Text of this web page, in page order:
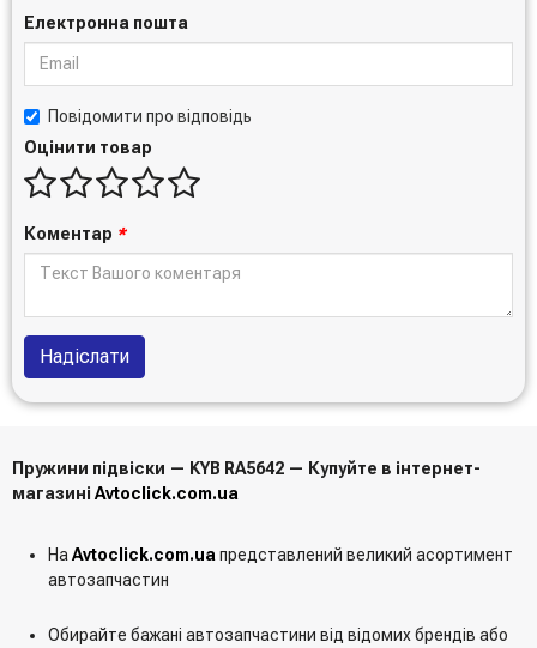
Електронна пошта
Повідомити про відповідь
Оцінити товар
Коментар *
Надіслати
Пружини підвіски — KYB RA5642 — Купуйте в інтернет-
магазині Avtoclick.com.ua
На Avtoclick.com.ua представлений великий асортимент
автозапчастин
Обирайте бажані автозапчастини від відомих брендів або